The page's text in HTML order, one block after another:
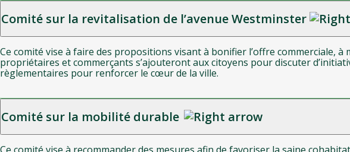
Comité sur la revitalisation de l’avenue Westminster
Ce comité vise à faire des propositions visant à bonifier l’offre commerciale,
propriétaires et commerçants s’ajouteront aux citoyens pour discuter
règlementaires pour renforcer le cœur de la ville.
Comité sur la mobilité durable